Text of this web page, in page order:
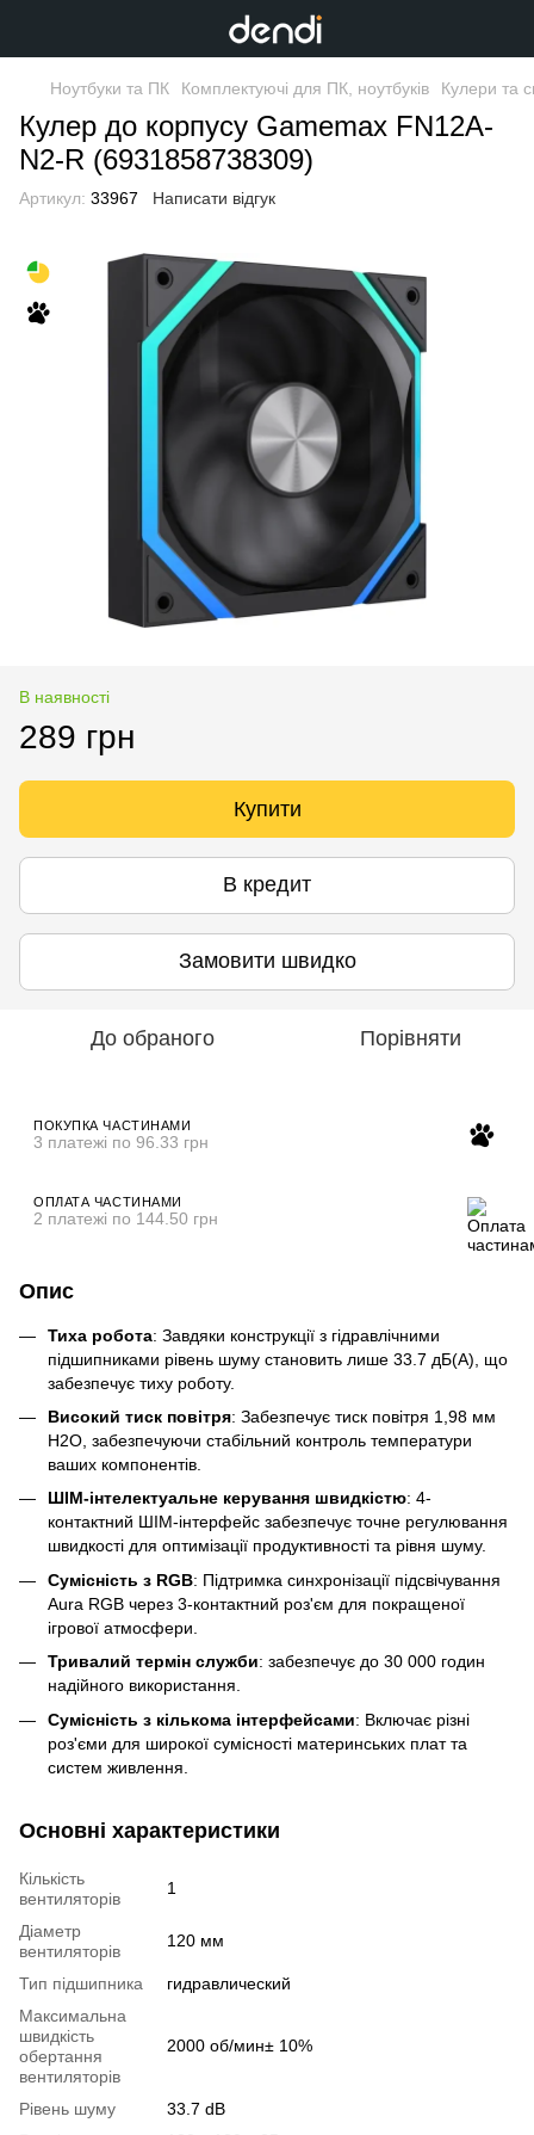
Ноутбуки та ПК Комплектуючі для ПК, ноутбуків Кулери та
Кулер до корпусу Gamemax FN12A-
N2-R (6931858738309)
Артикул: 33967 Написати відгук
В наявності
289 грн
Купити
В кредит
Замовити швидко
До обраного Порівняти
ПОКУПКА ЧАСТИНАМИ
3 платежі по 96.33 грн
ОПЛАТА ЧАСТИНАМИ
2 платежі по 144.50 грн
Опис
Тиха робота: Завдяки конструкції з гідравлічними
підшипниками рівень шуму становить лише 33.7 дБ(А), що
забезпечує тиху роботу.
Високий тиск повітря: Забезпечує тиск повітря 1,98 мм
H2O, забезпечуючи стабільний контроль температури
ваших компонентів.
ШІМ-інтелектуальне керування швидкістю: 4-
контактний ШІМ-інтерфейс забезпечує точне регулювання
швидкості для оптимізації продуктивності та рівня шуму.
Сумісність з RGB: Підтримка синхронізації підсвічування
Aura RGB через 3-контактний роз'єм для покращеної
ігрової атмосфери.
Тривалий термін служби: забезпечує до 30 000 годин
надійного використання.
Сумісність з кількома інтерфейсами: Включає різні
роз'єми для широкої сумісності материнських плат та
систем живлення.
Основні характеристики
Кількість
вентиляторів
1
Діаметр
вентиляторів
120 мм
Тип підшипника
гидравлический
Максимальна
швидкість
обертання
вентиляторів
2000 об/мин± 10%
Рівень шуму
33.7 dB